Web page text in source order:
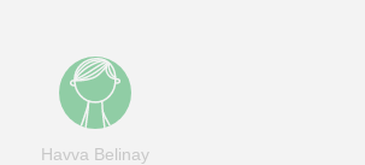
Havva Belinay